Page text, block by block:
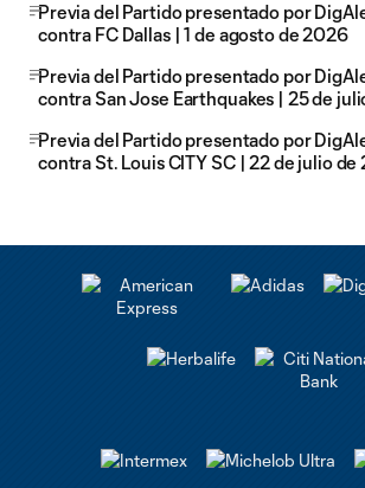
Previa del Partido presentado por
contra FC Dallas | 1 de agosto de 2026
Previa del Partido presentado por
contra San Jose Earthquakes | 25 de
Previa del Partido presentado por
contra St. Louis CITY SC | 22 de julio